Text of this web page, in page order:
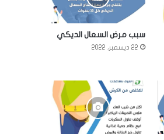
سبب مرض السعال الديكي
22 ديسمبر، 2022